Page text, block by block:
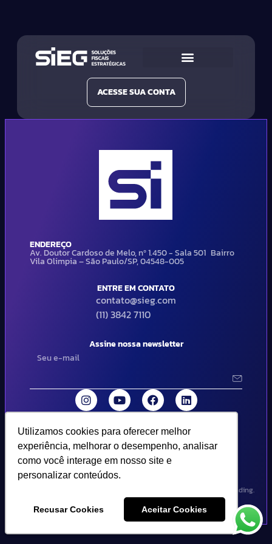
Utilizamos cookies para oferecer melhor
experiência, melhorar o desempenho, analisar
como você interage em nosso site e
personalizar conteúdos.
Recusar Cookies Aceitar Cookies
Utilizamos cookies para oferecer melhor
experiência, melhorar o desempenho, analisar
como você interage em nosso site e
personalizar conteúdos.
Recusar Cookies Aceitar Cookies
ACESSE SUA CONTA
ENDEREÇO
Av. Doutor Cardoso de Melo, nº 1.450 - Sala 501 Bairro
Vila Olimpia – São Paulo/SP, 04548-005
ENTRE EM CONTATO
contato@sieg.com
(11) 3842 7110
Assine nossa newsletter
© 2024 SIEG Soluções Fiscais Estratégicas. Todos os direitos
reservados | Termos de uso e política de privacidade..
Design por Empória Branding.